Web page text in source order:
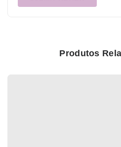
Produtos